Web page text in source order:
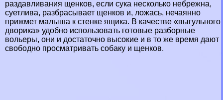
раздавливания щенков, если cyкa несколько небрежна,
суетлива, разбрасывает щенков и, ложась, нечаянно
прижмет малыша к стенке ящика. В качестве «выгульного
дворика» удобно использовать готовые разборные
вольеры, они и достаточно высокие и в то же время дают
свободно просматривать собаку и щенков.